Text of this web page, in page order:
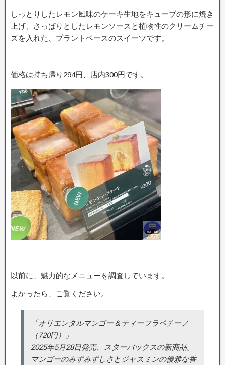
しっとりしたレモン風味のケーキ生地をキューブの形に焼き
上げ、さっぱりとしたレモンソースと植物性のクリームチー
ズを入れた、プラントベースのスイーツです。
価格は持ち帰り294円、店内300円です。
以前に、魅力的なメニューを調査しています。
よかったら、ご覧ください。
「オリエンタルマンゴー＆ティーフラペチーノ
（720円）」
2025年5月28日発売、スターバックスの新商品。
マンゴーのみずみずしさとジャスミンの優雅な香